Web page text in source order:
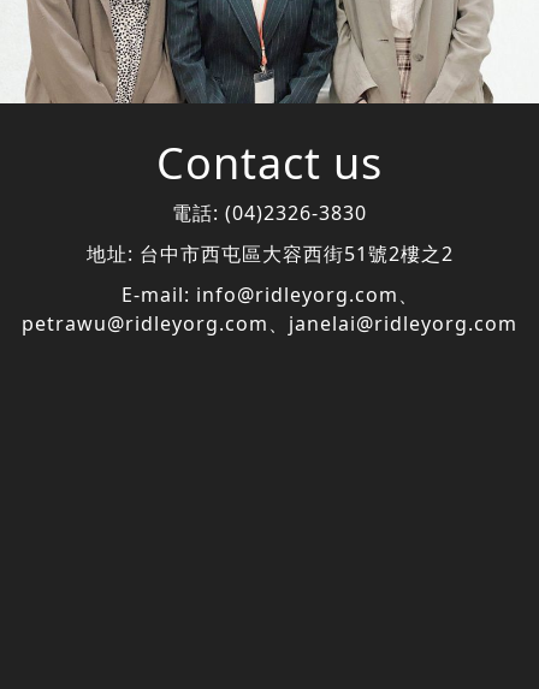
Contact us
電話: (04)2326-3830
地址: 台中市西屯區大容西街51號2樓之2
E-mail: info@ridleyorg.com、
petrawu@ridleyorg.com、 janelai@ridleyorg.com